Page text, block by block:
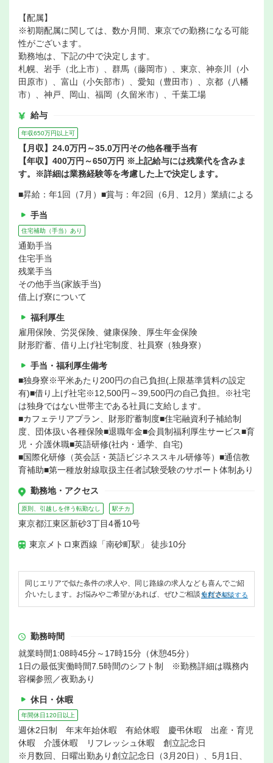
【配属】
※初期配属に関しては、数か月間、東京での勤務になる可能
性がございます。
勤務地は、下記の中で決定します。
札幌、岩手（北上市）、群馬（藤岡市）、東京、神奈川（小
田原市）、富山（小矢部市）、愛知（豊田市）、京都（八幡
市）、神戸、岡山、福岡（久留米市）、千葉工場
給与
年収650万円以上可
【月収】24.0万円～35.0万円その他各種手当有
【年収】400万円～650万円 ※上記給与には残業代を含みま
す。※詳細は業務経験等を考慮した上で決定します。
■昇給：年1回（7月）■賞与：年2回（6月、12月）業績による
手当
住宅補助（手当）あり
通勤手当
住宅手当
残業手当
その他手当(家族手当)
借上げ寮について
福利厚生
雇用保険、労災保険、健康保険、厚生年金保険
財形貯蓄、借り上げ社宅制度、社員寮（独身寮）
手当・福利厚生備考
■独身寮※平米あたり200円の自己負担(上限基準賃料の設定
有)■借り上げ社宅※12,500円～39,500円の自己負担。※社宅
は独身ではない世帯主である社員に支給します。
■カフェテリアプラン、財形貯蓄制度■住宅融資利子補給制
度、団体扱い各種保険■退職年金■会員制福利厚生サービス■育
児・介護休職■英語研修(社内・通学、自宅)
■国際化研修（英会話・英語ビジネススキル研修等）■通信教
育補助■第一種放射線取扱主任者試験受験のサポート体制あり
勤務地・アクセス
原則、引越しを伴う転勤なし 駅チカ
東京都江東区新砂3丁目4番10号
東京メトロ東西線「南砂町駅」 徒歩10分
同じエリアで似た条件の求人や、同じ路線の求人なども喜んでご紹
介いたします。お悩みやご希望があれば、ぜひご相談ください。
無料で相談する
勤務時間
就業時間1:08時45分～17時15分（休憩45分）
1日の最低実働時間7.5時間のシフト制 ※勤務詳細は職務内
容欄参照／夜勤あり
休日・休暇
年間休日120日以上
週休2日制 年末年始休暇 有給休暇 慶弔休暇 出産・育児
休暇 介護休暇 リフレッシュ休暇 創立記念日
※月数回、日曜出勤あり創立記念日（3月20日）、5月1日、